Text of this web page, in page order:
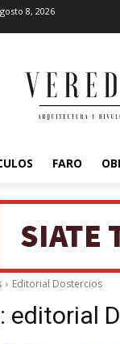
8, 2026
FARO
Editorial Dostercios
editorial